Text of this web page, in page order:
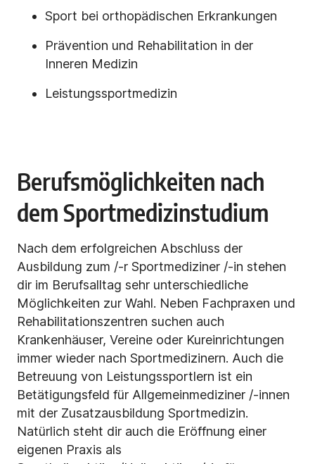
Sport bei orthopädischen Erkrankungen
Prävention und Rehabilitation in der
Inneren Medizin
Leistungssportmedizin
Berufsmöglichkeiten nach
dem Sportmedizinstudium
Nach dem erfolgreichen Abschluss der
Ausbildung zum /-r Sportmediziner /-in stehen
dir im Berufsalltag sehr unterschiedliche
Möglichkeiten zur Wahl. Neben Fachpraxen und
Rehabilitationszentren suchen auch
Krankenhäuser, Vereine oder Kureinrichtungen
immer wieder nach Sportmedizinern. Auch die
Betreuung von Leistungssportlern ist ein
Betätigungsfeld für Allgemeinmediziner /-innen
mit der Zusatzausbildung Sportmedizin.
Natürlich steht dir auch die Eröffnung einer
eigenen Praxis als